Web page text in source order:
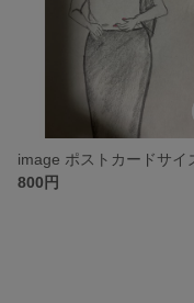
image ポストカードサイ
800円